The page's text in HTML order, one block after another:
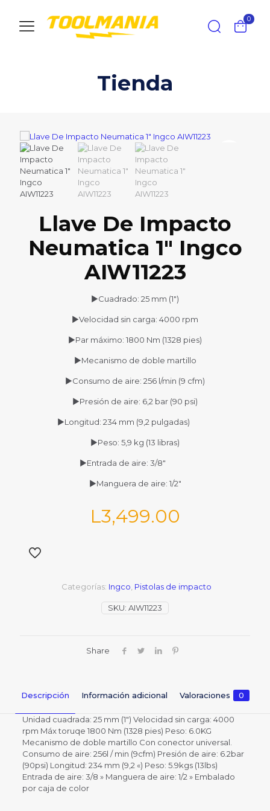
0
Tienda
Llave De Impacto
Neumatica 1″ Ingco
AIW11223
►Cuadrado: 25 mm (1″)
►Velocidad sin carga: 4000 rpm
►Par máximo: 1800 Nm (1328 pies)
►Mecanismo de doble martillo
►Consumo de aire: 256 l/min (9 cfm)
►Presión de aire: 6,2 bar (90 psi)
►Longitud: 234 mm (9,2 pulgadas)
►Peso: 5,9 kg (13 libras)
►Entrada de aire: 3/8″
►Manguera de aire: 1/2″
L3,499.00
SKU: AIW11223
Categorías: Ingco Pistolas de impacto
Share
Descripción Información adicional Valoraciones 0
Unidad cuadrada: 25 mm (1″) Velocidad sin carga: 4000
rpm Máx toruqe 1800 Nm (1328 pies) Peso: 6.0KG
Mecanismo de doble martillo Con conector universal.
Consumo de aire: 256l / min (9cfm) Presión de aire: 6.2bar
(90psi) Longitud: 234 mm (9,2 «) Peso: 5.9kgs (13lbs)
Entrada de aire: 3/8 » Manguera de aire: 1/2 » Embalado
por caja de color